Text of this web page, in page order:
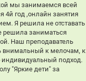
мы занимаемся всей
4й год ,онлайн занятия
Я решила не отставать
решила заниматься
Наш преподаватель
внимальный к мелочам, к
индивидуальный подход.
"Яркие дети" за